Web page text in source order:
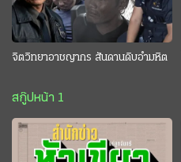
จิตวิทยาอาชญากร สันดานดิบอำมหิต
สกู๊ปหน้า 1